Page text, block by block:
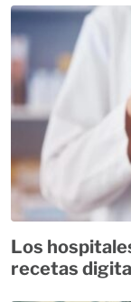
Los
recetas